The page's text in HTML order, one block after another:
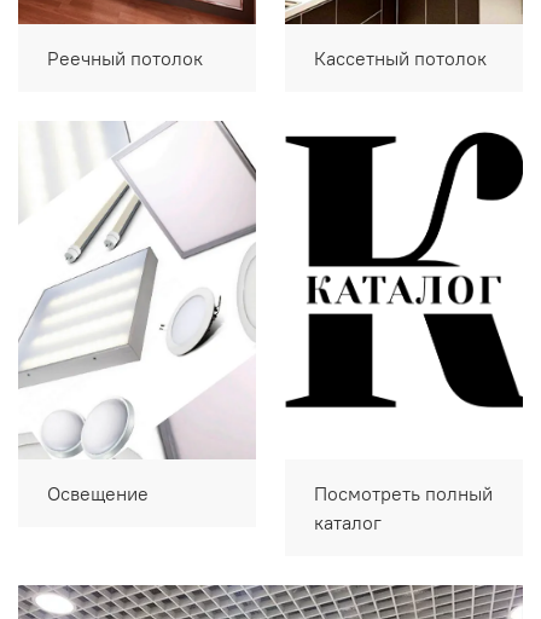
Реечный потолок Кассетный потолок
Освещение
Посмотреть полный
каталог